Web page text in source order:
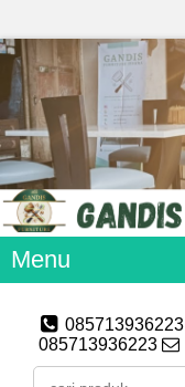
Menu
085713936223
085713936223